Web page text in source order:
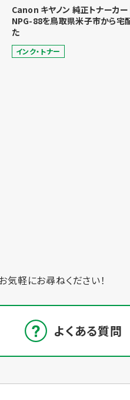
Canon キヤノン 純正トナーカー
NPG-88を鳥取県米子市から宅
た
インク・トナー
軽にお尋ねください！
よくある質問